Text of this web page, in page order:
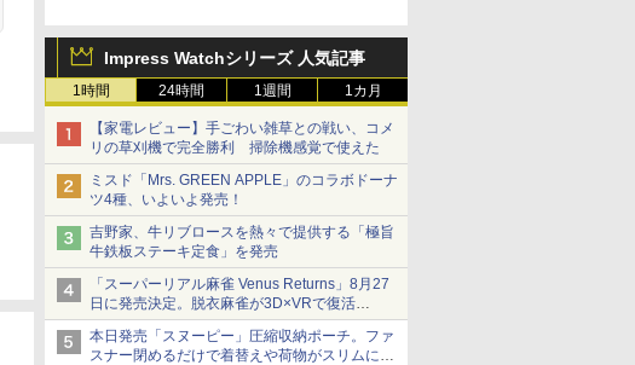
Impress Watchシリーズ 人気記事
1時間 24時間 1週間 1カ月
【家電レビュー】手ごわい雑草との戦い、コメ
リの草刈機で完全勝利 掃除機感覚で使えた
ミスド「Mrs. GREEN APPLE」のコラボドーナ
ツ4種、いよいよ発売！
吉野家、牛リブロースを熱々で提供する「極旨
牛鉄板ステーキ定食」を発売
「スーパーリアル麻雀 Venus Returns」8月27
日に発売決定。脱衣麻雀が3D×VRで復活
発売から2週間は20%オフになるセールが実施
本日発売「スヌーピー」圧縮収納ポーチ。ファ
スナー閉めるだけで着替えや荷物がスリムにま